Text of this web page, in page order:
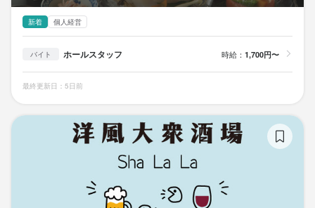
新着 個人経営
バイト ホールスタッフ 時給： 1,700円〜
最終更新日：5日前